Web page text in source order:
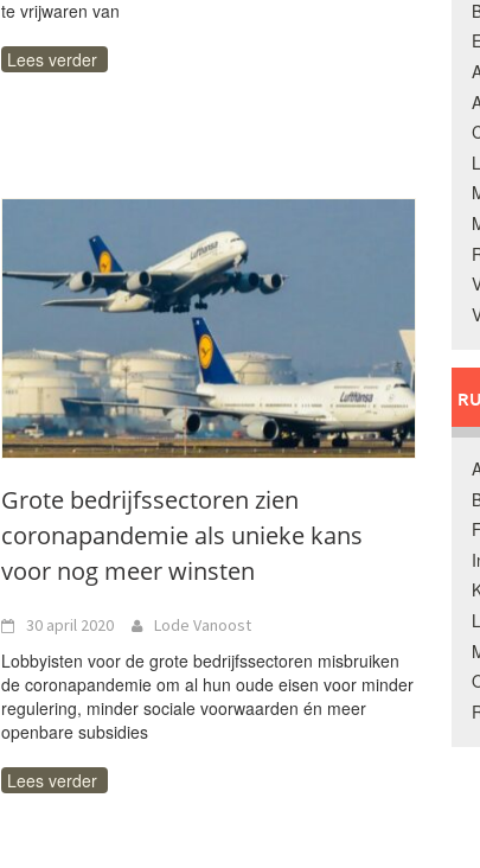
te vrijwaren van
Lees verder
Grote bedrijfssectoren zien
coronapandemie als unieke kans
voor nog meer winsten
30 april 2020 Lode Vanoost
Lobbyisten voor de grote bedrijfssectoren misbruiken
de coronapandemie om al hun oude eisen voor minder
regulering, minder sociale voorwaarden én meer
openbare subsidies
Lees verder